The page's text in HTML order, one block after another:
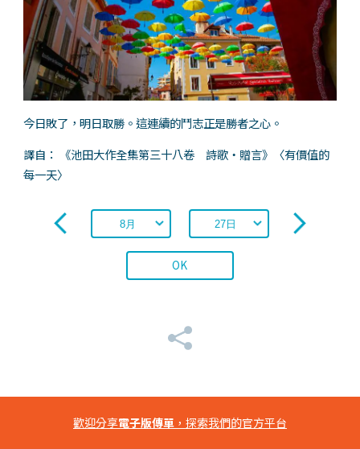
今日敗了，明日取勝。這連續的鬥志正是勝者之心。
譯自： 《池田大作全集第三十八卷 詩歌・贈言》〈有價值的
每一天〉
OK
歡迎分享電子版傳單 ，探索我們的官方平台